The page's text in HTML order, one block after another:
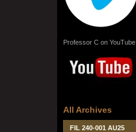
Professor C on YouTube
All Archives
FIL 240-001 AU25